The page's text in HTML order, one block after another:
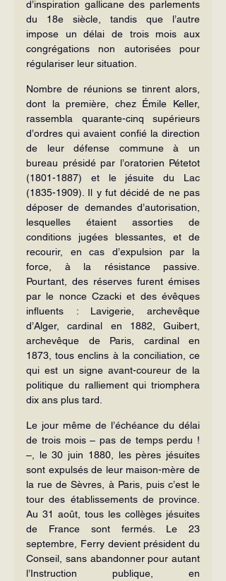
d’inspiration gallicane des parlements
du 18e siècle, tandis que l’autre
impose un délai de trois mois aux
congrégations non autorisées pour
régulariser leur situation.
Nombre de réunions se tinrent alors,
dont la première, chez Émile Keller,
rassembla quarante-cinq supérieurs
d’ordres qui avaient confié la direction
de leur défense commune à un
bureau présidé par l’oratorien Pétetot
(1801-1887) et le jésuite du Lac
(1835-1909). Il y fut décidé de ne pas
déposer de demandes d’autorisation,
lesquelles étaient assorties de
conditions jugées blessantes, et de
recourir, en cas d’expulsion par la
force, à la résistance passive.
Pourtant, des réserves furent émises
par le nonce Czacki et des évêques
influents : Lavigerie, archevêque
d’Alger, cardinal en 1882, Guibert,
archevêque de Paris, cardinal en
1873, tous enclins à la conciliation, ce
qui est un signe avant-coureur de la
politique du ralliement qui triomphera
dix ans plus tard.
Le jour même de l’échéance du délai
de trois mois – pas de temps perdu !
–, le 30 juin 1880, les pères jésuites
sont expulsés de leur maison-mère de
la rue de Sèvres, à Paris, puis c’est le
tour des établissements de province.
Au 31 août, tous les collèges jésuites
de France sont fermés. Le 23
septembre, Ferry devient président du
Conseil, sans abandonner pour autant
l’Instruction publique, en